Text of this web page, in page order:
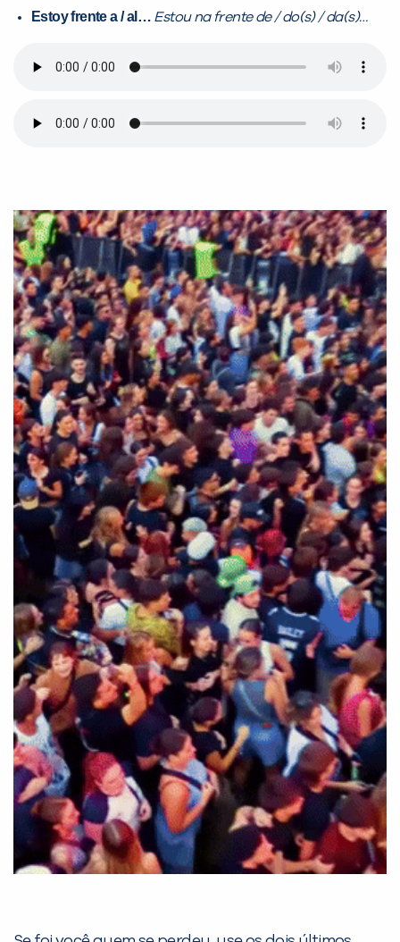
Estoy frente a / al… Estou na frente de / do(s) / da(s)…